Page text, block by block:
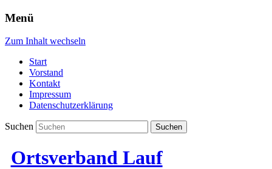
Menü
Zum Inhalt wechseln
Start
Vorstand
Kontakt
Impressum
Datenschutzerklärung
Suchen
Ortsverband Lauf